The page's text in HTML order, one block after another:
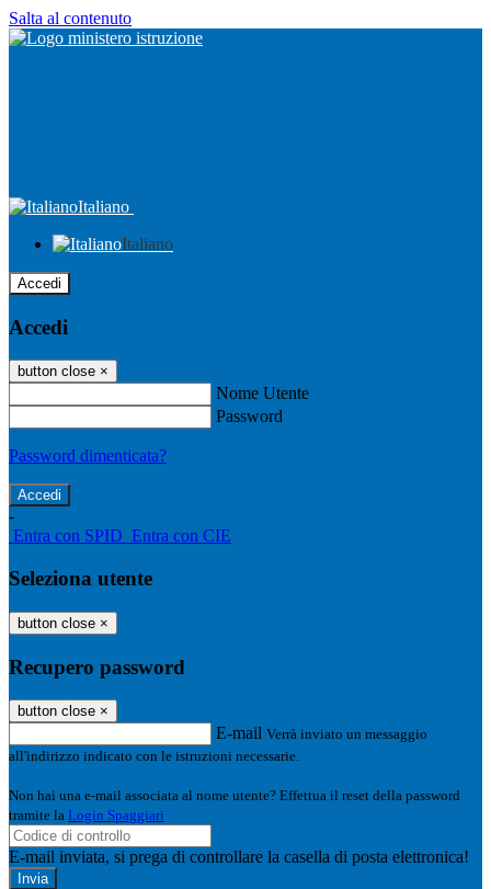
Salta al contenuto
Italiano
Italiano
Accedi
Accedi
button close ×
Nome Utente
Password
Password dimenticata?
-
Entra con SPID Entra con CIE
Seleziona utente
button close ×
Recupero password
button close ×
E-mail Verrà inviato un messaggio
all'indirizzo indicato con le istruzioni necessarie.
Non hai una e-mail associata al nome utente? Effettua il reset della password
tramite la Login Spaggiari
E-mail inviata, si prega di controllare la casella di posta elettronica!